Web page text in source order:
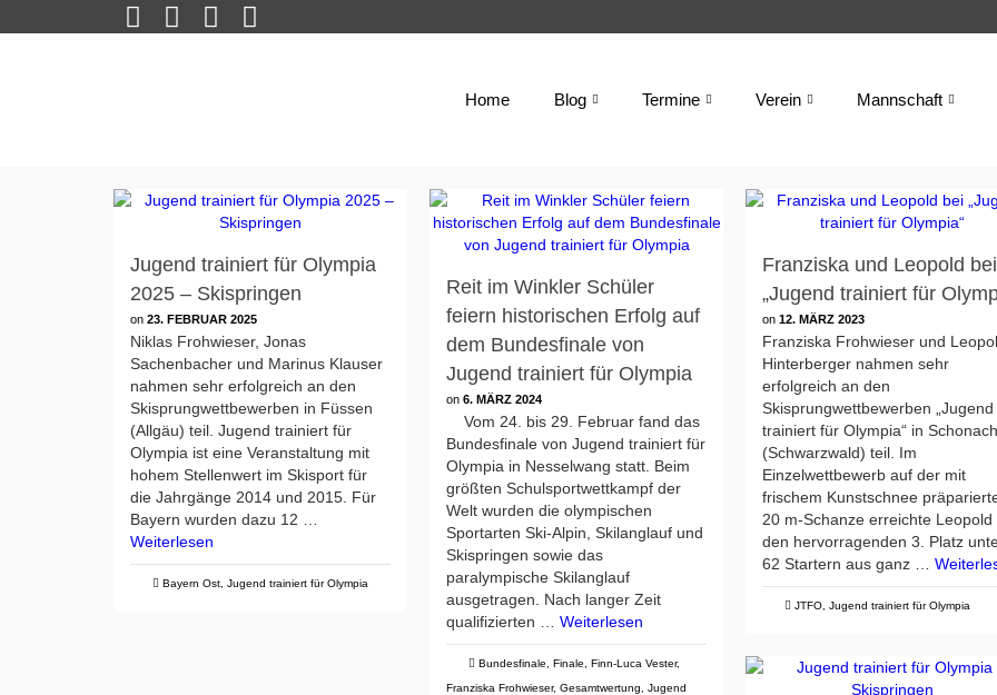
Home Blog Termine Verein Mannschaft
Jugend trainiert für Olympia
2025 – Skispringen
on 23. FEBRUAR 2025
Niklas Frohwieser, Jonas
Sachenbacher und Marinus Klauser
nahmen sehr erfolgreich an den
Skisprungwettbewerben in Füssen
(Allgäu) teil. Jugend trainiert für
Olympia ist eine Veranstaltung mit
hohem Stellenwert im Skisport für
die Jahrgänge 2014 und 2015. Für
Bayern wurden dazu 12 …
Weiterlesen
Bayern Ost Jugend trainiert für Olympia
Reit im Winkler Schüler
feiern historischen Erfolg auf
dem Bundesfinale von
Jugend trainiert für Olympia
on6. MÄRZ 2024
Vom 24. bis 29. Februar fand das
Bundesfinale von Jugend trainiert für
Olympia in Nesselwang statt. Beim
größten Schulsportwettkampf der
Welt wurden die olympischen
Sportarten Ski-Alpin, Skilanglauf und
Skispringen sowie das
paralympische Skilanglauf
ausgetragen. Nach langer Zeit
qualifizierten …Weiterlesen
Bundesfinale ,Finale ,Finn-Luca Vester,
Franziska Frohwieser,Gesamtwertung ,Jugend
Franziska und Leopold bei
„Jugend trainiert für
on12. MÄRZ 2023
Franziska Frohwieser und
Hinterberger nahmen sehr
erfolgreich an den
Skisprungwettbewerben „Jugend
trainiert für Olympia“ in Schonach
(Schwarzwald) teil. Im
Einzelwettbewerb auf der mit
frischem Kunstschnee
20 m-Schanze erreichte Leopold
den hervorragenden 3. Platz
62 Startern aus ganz …
JTFO ,Jugend trainiert für Olympia